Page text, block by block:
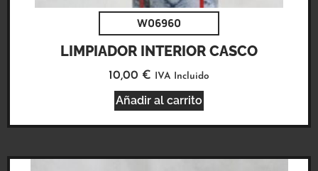
W06960
LIMPIADOR INTERIOR CASCO
10,00 € IVA Incluido
Añadir al carrito